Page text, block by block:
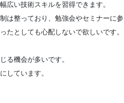
広い技術スキルを習得できます。
は整っており、勉強会やセミナーに参
たとしても心配しないで欲しいです。
る機会が多いです。
しています。